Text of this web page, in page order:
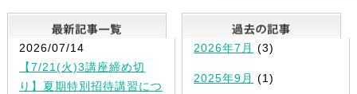
最新記事一覧
2026/07/14
【7/21(火)3講座締め切
り】夏期特別招待講習につ
2026年7月 (3)
2025年9月 (1)